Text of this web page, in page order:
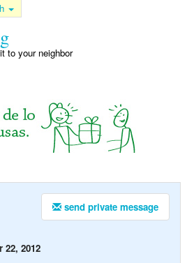
to your neighbor
send private message
22, 2012